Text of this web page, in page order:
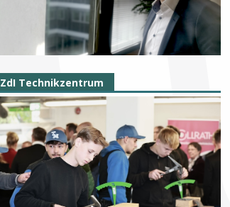
ZdI Technikzentrum